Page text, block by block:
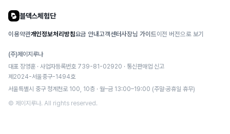
블덱스체험단
이용약관개인정보처리방침요금 안내고객센터사장님 가이드이전 버전으로 보기
(주)제이지루나
대표 장영훈 · 사업자등록번호 739-81-02920 · 통신판매업 신고
제2024-서울중구-1494호
서울특별시 중구 청계천로 100, 10층 · 월–금 13:00–19:00 (주말·공휴일 휴무)
© 제이지루나. All rights reserved.